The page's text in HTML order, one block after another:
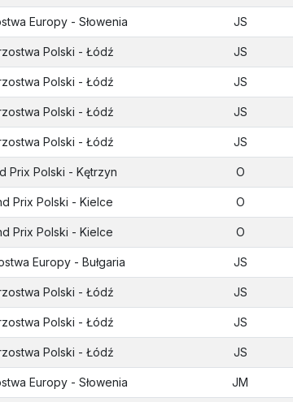
Europy - Słowenia JS
Polski - Łódź JS
Polski - Łódź JS
Polski - Łódź JS
Polski - Łódź JS
Prix Polski - Kętrzyn O
Prix Polski - Kielce O
Prix Polski - Kielce O
Europy - Bułgaria JS
Polski - Łódź JS
Polski - Łódź JS
Polski - Łódź JS
Europy - Słowenia JM